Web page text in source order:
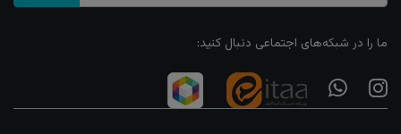
ما را در شبکه‌های اجتماعی دنبال کنید: